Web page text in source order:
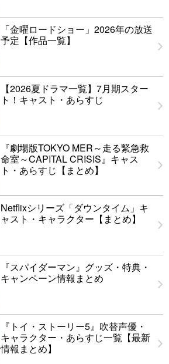
「金曜ロードショー」2026年の放送
予定【作品一覧】
【2026夏ドラマ一覧】7月期スター
ト！キャスト・あらすじ
『劇場版TOKYO MER～走る緊急救
命室～CAPITAL CRISIS』キャス
ト・あらすじ【まとめ】
Netflixシリーズ「ダウンタイム」キ
ャスト・キャラクター【まとめ】
『スパイダーマン』グッズ・特典・
キャンペーン情報まとめ
『トイ・ストーリー5』吹替声優・
キャラクター・あらすじ一覧【最新
情報まとめ】